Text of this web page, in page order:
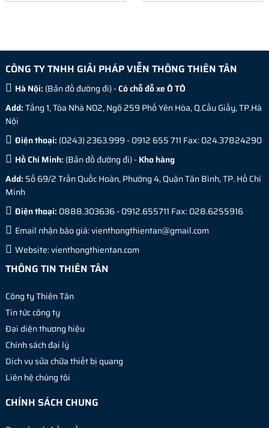
CÔNG TY TNHH GIẢI PHÁP VIỄN THÔNG THIÊN TÂN
Hà Nội: (Bản đồ đường đi) -Có chỗ đỗ xe Ô TÔ
Add:Tầng 1, Tòa Nhà N02, Ngõ 259 Phố Yên Hòa, Q.Cầu Giấy, TP.Hà
Nội
Điện thoại: (0243) 2363.999 - 0912 655 711 Fax: 024.37824290
Hồ Chí Minh: (Bản đồ đường đi) -Kho hàng
Add: Số 69/2 Trần Quốc Hoàn, Phường 4, Quận Tân Bình, TP. Hồ Chí
Minh
Điện thoại: 0888.303636 - 0912.655711 Fax: 028.6255916
Email nhận báo giá:vienthongthientan@gmail.com
Website:vienthongthientan.com
THÔNG TIN THIÊN TÂN
Công ty Thiên Tân
Tin tức công ty
Đại diện thương hiệu
Chính sách đại lý
Dịch vụ sửa chữa thiết bị quang
Liên hệ chúng tôi
CHÍNH SÁCH CHUNG